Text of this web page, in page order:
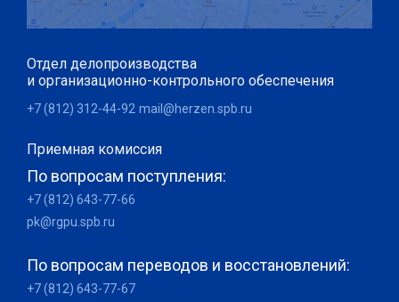
Отдел делопроизводства
и организационно-контрольного обеспечения
+7 (812) 312-44-92 mail@herzen.spb.ru
Приемная комиссия
По вопросам поступления:
+7 (812) 643-77-66
pk@rgpu.spb.ru
По вопросам переводов и восстановлений:
+7 (812) 643-77-67